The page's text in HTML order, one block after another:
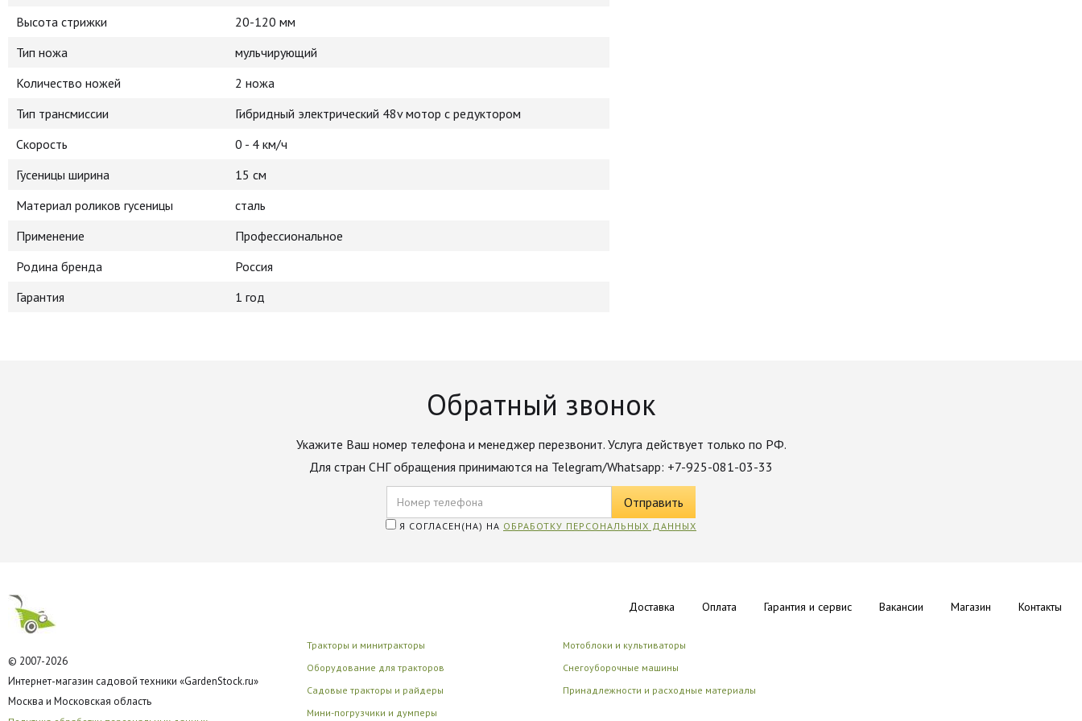
Высота стрижки
20-120 мм
Тип ножа
мульчирующий
Количество ножей
2 ножа
Тип трансмиссии
Гибридный электрический 48v мотор с редуктором
Скорость
0 - 4 км/ч
Гусеницы ширина
15 см
Материал роликов гусеницы
сталь
Применение
Профессиональное
Родина бренда
Россия
Гарантия
1 год
Обратный звонок
Укажите Ваш номер телефона и менеджер перезвонит. Услуга действует только по РФ.
Для стран СНГ обращения принимаются на Telegram/Whatsapp: +7-925-081-03-33
Я СОГЛАСЕН(НА) НА ОБРАБОТКУ ПЕРСОНАЛЬНЫХ ДАННЫХ
© 2007-2026
Интернет-магазин садовой техники «GardenStock.ru»
Москва и Московская область
Доставка Оплата Гарантия и сервис Вакансии Магазин Контакты
Тракторы и минитракторы
Оборудование для тракторов
Садовые тракторы и райдеры
Мини-погрузчики и думперы
Мотоблоки и культиваторы
Снегоуборочные машины
Принадлежности и расходные материалы